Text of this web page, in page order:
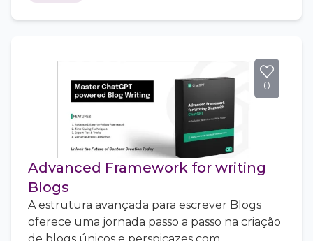
0
Advanced Framework for writing
Blogs
A estrutura avançada para escrever Blogs
oferece uma jornada passo a passo na criação